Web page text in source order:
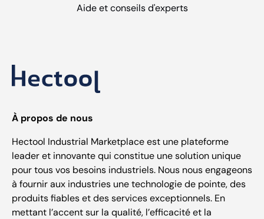
Aide et conseils d'experts
À propos de nous
Hectool Industrial Marketplace est une plateforme
leader et innovante qui constitue une solution unique
pour tous vos besoins industriels. Nous nous engageons
à fournir aux industries une technologie de pointe, des
produits fiables et des services exceptionnels. En
mettant l’accent sur la qualité, l’efficacité et la